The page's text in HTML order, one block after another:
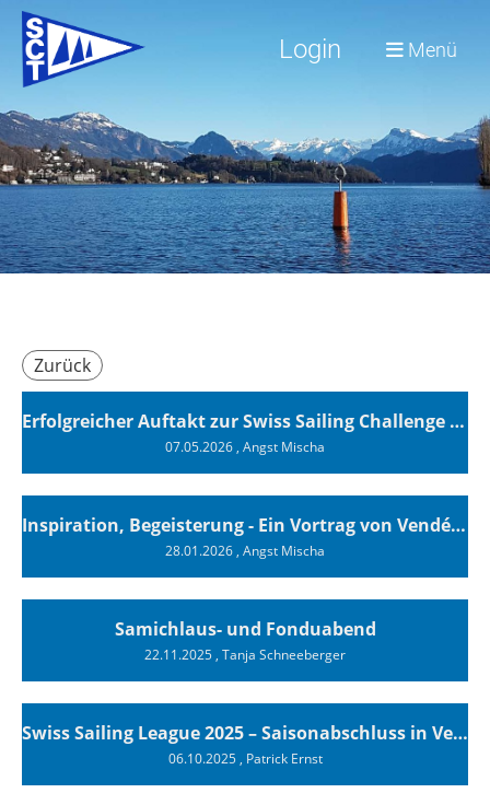
Login Menü
Zurück
Erfolgreicher Auftakt zur Swiss Sailing Challenge League 2026
07.05.2026, Angst Mischa
Inspiration, Begeisterung - Ein Vortrag von Vendée-Globe-Finisher Oliver Heer
28.01.2026, Angst Mischa
Samichlaus- und Fonduabend
22.11.2025, Tanja Schneeberger
Swiss Sailing League 2025 – Saisonabschluss in Versoix
06.10.2025, Patrick Ernst